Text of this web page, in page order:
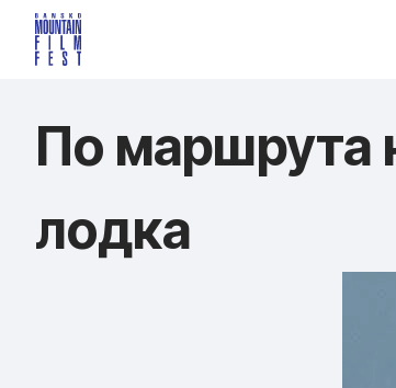
По маршрута
лодка